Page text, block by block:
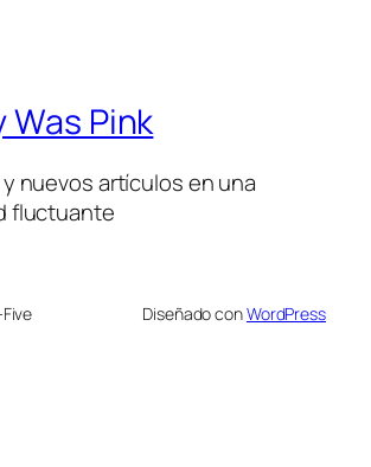
Was Pink
nuevos artículos en una
fluctuante
Diseñado conWordPress